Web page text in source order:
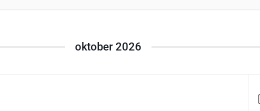
oktober 2026